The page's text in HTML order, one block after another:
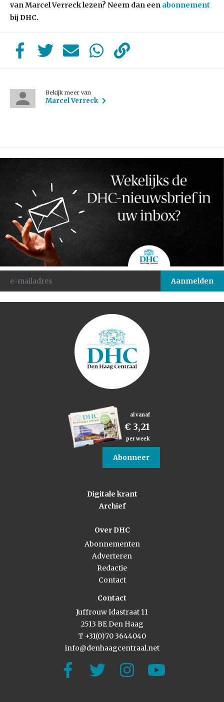
van Marcel Verreck lezen? Neem dan een abonnement
bij DHC.
Bekijk meer van
Marcel Verreck
al vanaf
€ 3,21
per week
Abonneer
Digitale krant
Archief
Over DHC
Abonnementen
Adverteren
Redactie
Contact
Contact
Juffrouw Idastraat 11
2513 BE Den Haag
T +31(0)70 3644040
info@denhaagcentraal.net